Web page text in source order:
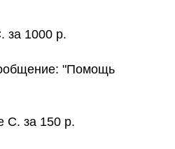
за 1000 р.
"Помощь
С. за 150 р.